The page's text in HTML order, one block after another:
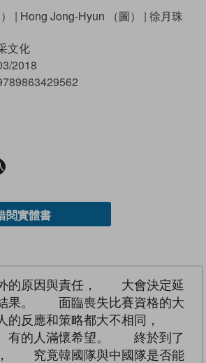
| Hong Jong-Hyun （圖） | 徐月珠
文化
2018
閱實體書
的原因與責任， 大會決定延
果。 面臨喪失比賽資格的大
反應和策略都大不相同，
有的人滿懷希望。 終於到了
究竟韓國隊與中國隊是否能